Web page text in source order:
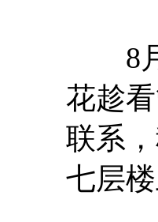
8月
花趁
联系
七层楼